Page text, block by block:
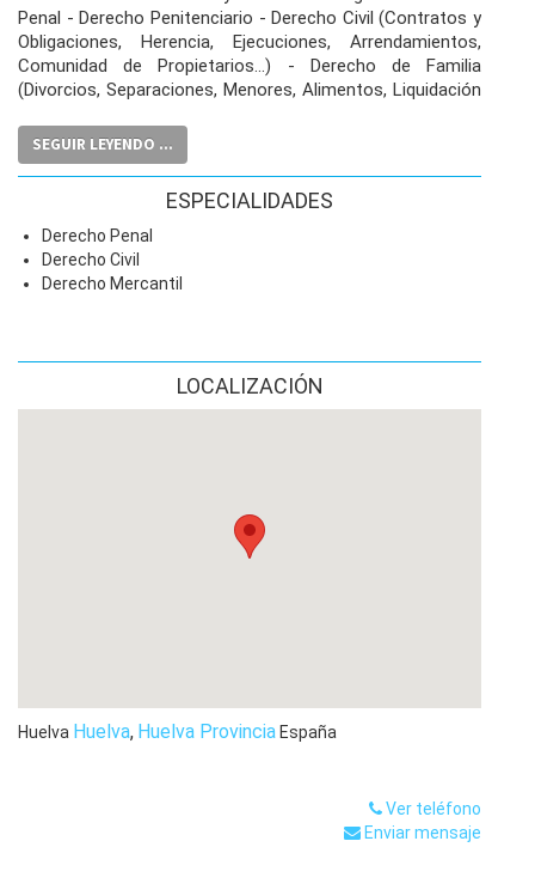
Penal - Derecho Penitenciario - Derecho Civil (Contratos y
Obligaciones, Herencia, Ejecuciones, Arrendamientos,
Comunidad de Propietarios...) - Derecho de Familia
(Divorcios, Separaciones, Menores, Alimentos, Liquidación
Financiero (Reclamaciones relacionadas con la Banca,
Cláusulas Suelo, Hipotecas, Participaciones Preferentes...)
Despidos, Salarios...).
SEGUIR LEYENDO ...
ESPECIALIDADES
Derecho Penal
Derecho Civil
Derecho Mercantil
LOCALIZACIÓN
Huelva Huelva, Huelva Provincia España
Ver teléfono
Enviar mensaje